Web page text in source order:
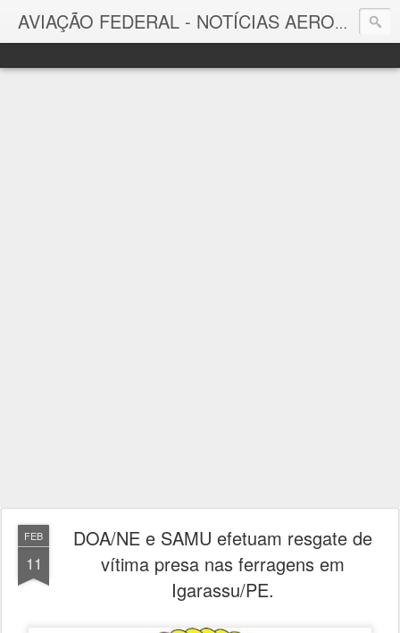
AVIAÇÃO FEDERAL - NOTÍCIAS AERONÁUTICAS & TECNOLOGIAS
Aviação Federal
FEB
11
DOA/NE e SAMU efetuam resgate de
vítima presa nas ferragens em
Igarassu/PE.